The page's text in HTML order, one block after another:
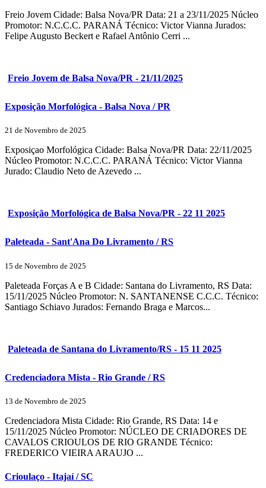
Freio Jovem Cidade: Balsa Nova/PR Data: 21 a 23/11/2025 Núcleo
Promotor: N.C.C.C. PARANÁ Técnico: Victor Vianna Jurados:
Felipe Augusto Beckert e Rafael Antônio Cerri ...
Freio Jovem de Balsa Nova/PR - 21/11/2025
Exposição Morfológica - Balsa Nova / PR
21 de Novembro de 2025
Exposiçao Morfológica Cidade: Balsa Nova/PR Data: 22/11/2025
Núcleo Promotor: N.C.C.C. PARANÁ Técnico: Victor Vianna
Jurado: Claudio Neto de Azevedo ...
Exposição Morfológica de Balsa Nova/PR - 22 11 2025
Paleteada - Sant'Ana Do Livramento / RS
15 de Novembro de 2025
Paleteada Forças A e B Cidade: Santana do Livramento, RS Data:
15/11/2025 Núcleo Promotor: N. SANTANENSE C.C.C. Técnico:
Santiago Schiavo Jurados: Fernando Braga e Marcos...
Paleteada de Santana do Livramento/RS - 15 11 2025
Credenciadora Mista - Rio Grande / RS
13 de Novembro de 2025
Credenciadora Mista Cidade: Rio Grande, RS Data: 14 e
15/11/2025 Núcleo Promotor: NÚCLEO DE CRIADORES DE
CAVALOS CRIOULOS DE RIO GRANDE Técnico:
FREDERICO VIEIRA ARAUJO ...
Crioulaço - Itajaí / SC